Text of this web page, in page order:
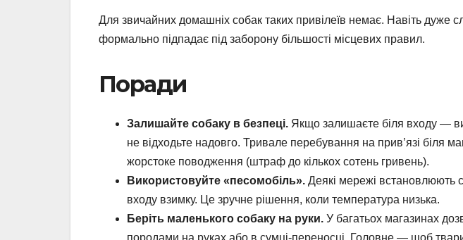
Для звичайних домашніх собак таких привілеїв немає. Навіть дуже
формально підпадає під заборону більшості місцевих правил.
Поради
Залишайте собаку в безпеці. Якщо залишаєте біля входу —
не відходьте надовго. Тривале перебування на прив’язі біля
жорстоке поводження (штраф до кількох сотень гривень).
Використовуйте «песомобіль». Деякі мережі встановлюють
входу взимку. Це зручне рішення, коли температура низька.
Беріть маленького собаку на руки. У багатьох магазинах
породами на руках або в сумці-переносці. Головне — щоб